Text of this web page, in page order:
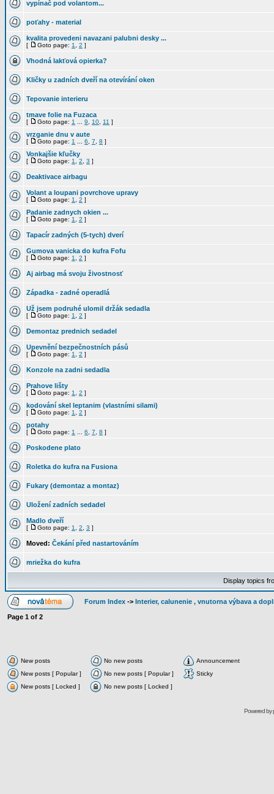
vypínač pod volantom...
poťahy - material
kvalita provedeni navazani palubni desky ...
[ Goto page: 1 2 ]
Vhodná lakťová opierka?
Kličky u zadních dveří na otevírání oken
Tepovanie interieru
tmave folie na Fuzaca
[ Goto page: 1 9 10 11 ]
vrzganie dnu v aute
[ Goto page: 1 6 7 8 ]
Vonkajšie kľučky
[ Goto page: 1 2 3 ]
Deaktivace airbagu
Volant a loupani povrchove upravy
[ Goto page: 1 2 ]
Padanie zadnych okien ...
[ Goto page: 1 2 ]
Tapacír zadných (5-tych) dverí
Gumova vanicka do kufra Fofu
[ Goto page: 1 2 ]
Aj airbag má svoju živostnosť
Západka - zadné operadlá
Už jsem podruhé ulomil držák sedadla
[ Goto page: 1 2 ]
Demontaz prednich sedadel
Upevnění bezpečnostních pásů
[ Goto page: 1 2 ]
Konzole na zadni sedadla
Prahove lišty
[ Goto page: 1 2 ]
kodování skel leptanim (vlastními silami)
[ Goto page: 1 2 ]
potahy
[ Goto page: 1 6 7 8 ]
Poskodene plato
Roletka do kufra na Fusiona
Fukary (demontaz a montaz)
Uložení zadních sedadel
Madlo dveří
[ Goto page: 1 2 3 ]
Moved: Čekání před nastartováním
mriežka do kufra
Display topics
Forum Index -> Interier, calunenie , vnutorna výbava a
Page 1 of 2
New posts No new posts
Announcement
New posts [ Popular ]
No new posts [ Popular ]
Sticky
New posts [ Locked ]
No new posts [ Locked ]
Powered by